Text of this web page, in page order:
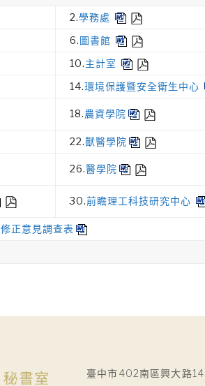
2.學務處
6.圖書館
10.主計室
14.環境保護暨安全衛生中心
18.農資學院
22.獸醫學院
26.醫學院
30.前瞻理工科技研究中心
修正意見調查表
臺中市402南區興大路